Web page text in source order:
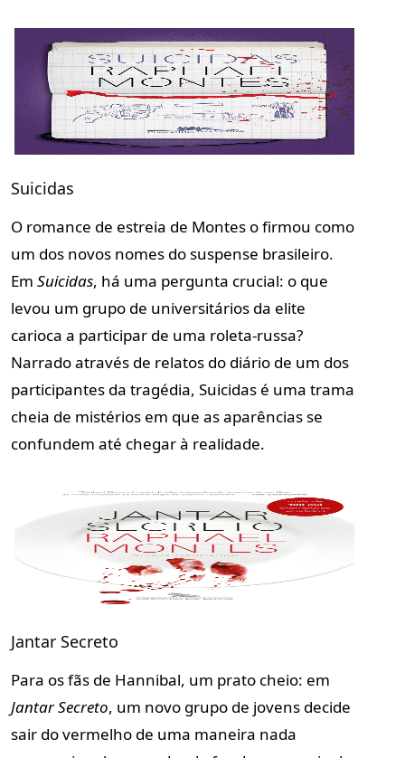
Suicidas
O romance de estreia de Montes o firmou como
um dos novos nomes do suspense brasileiro.
Em Suicidas, há uma pergunta crucial: o que
levou um grupo de universitários da elite
carioca a participar de uma roleta-russa?
Narrado através de relatos do diário de um dos
participantes da tragédia, Suicidas é uma trama
cheia de mistérios em que as aparências se
confundem até chegar à realidade.
Jantar Secreto
Para os fãs de Hannibal, um prato cheio: em
Jantar Secreto, um novo grupo de jovens decide
sair do vermelho de uma maneira nada